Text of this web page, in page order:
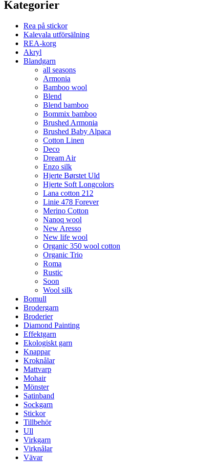
Kategorier
Rea på stickor
Kalevala utförsälning
REA-korg
Akryl
Blandgarn
all seasons
Armonia
Bamboo wool
Blend
Blend bamboo
Bommix bamboo
Brushed Armonia
Brushed Baby Alpaca
Cotton Linen
Deco
Dream Air
Enzo silk
Hjerte Børstet Uld
Hjerte Soft Longcolors
Lana cotton 212
Linie 478 Forever
Merino Cotton
Nanoq wool
New Aresso
New life wool
Organic 350 wool cotton
Organic Trio
Roma
Rustic
Soon
Wool silk
Bomull
Brodergarn
Broderier
Diamond Painting
Effektgarn
Ekologiskt garn
Knappar
Kroknålar
Mattvarp
Mohair
Mönster
Satinband
Sockgarn
Stickor
Tillbehör
Ull
Virkgarn
Virknålar
Vävar